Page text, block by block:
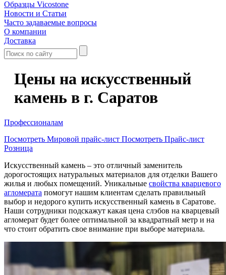
Образцы Vicostone
Новости и Статьи
Часто задаваемые вопросы
О компании
Доставка
Цены на искусственный
камень в г. Саратов
Профессионалам
Посмотреть Мировой прайс-лист Посмотреть Прайс-лист
Розница
Искусственный камень – это отличный заменитель
дорогостоящих натуральных материалов для отделки Вашего
жилья и любых помещений. Уникальные свойства кварцевого
агломерата помогут нашим клиентам сделать правильный
выбор и недорого купить искусственный камень в Саратове.
Наши сотрудники подскажут какая цена слэбов на кварцевый
агломерат будет более оптимальной за квадратный метр и на
что стоит обратить свое внимание при выборе материала.